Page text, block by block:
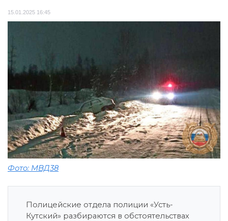
15.01.2025 16:45
Фото: МВД38
Полицейские отдела полиции «Усть-
Кутский» разбираются в обстоятельствах